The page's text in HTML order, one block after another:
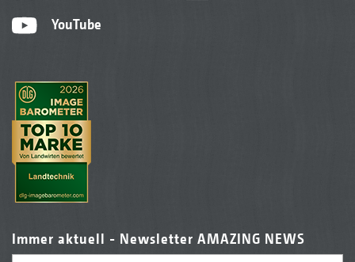
YouTube
Immer aktuell - Newsletter AMAZING NEWS